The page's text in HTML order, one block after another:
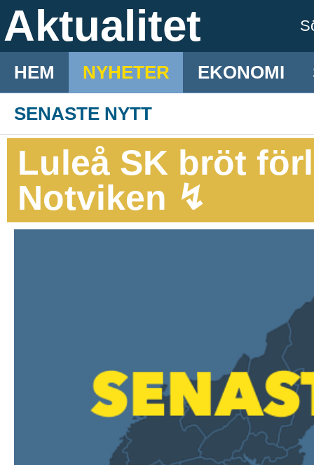
Aktualitet
HEM NYHETER EKONOMI
SENASTE NYTT
Luleå SK bröt
Notviken ↯